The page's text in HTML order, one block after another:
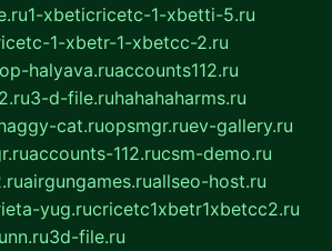
1-xbeticricetc-1-xbetti-5.ru
1-xbetr-1-xbetcc-2.ru
halyava.ruaccounts112.ru
3-d-file.ruhahahaharms.ru
cat.ruopsmgr.ruev-gallery.ru
accounts-112.rucsm-demo.ru
airgungames.ruallseo-host.ru
yug.rucricetc1xbetr1xbetcc2.ru
3d-file.ru